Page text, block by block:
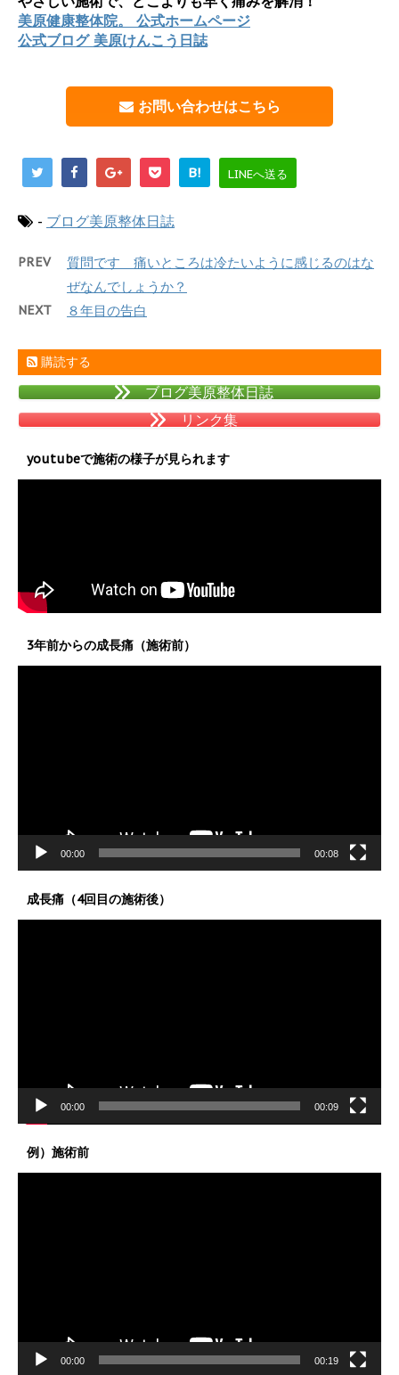
美原健康整体院。 公式ホームページ
公式ブログ 美原けんこう日誌
お問い合わせはこちら
B! LINEへ送る
- ブログ美原整体日誌
PREV
質問です 痛いところは冷たいように感じるのはな
ぜなんでしょうか？
NEXT ８年目の告白
購読する
ブログ美原整体日誌
リンク集
youtubeで施術の様子が見られます
3年前からの成長痛（施術前）
00:00 00:08
成長痛（4回目の施術後）
00:00 00:09
例）施術前
00:00 00:19